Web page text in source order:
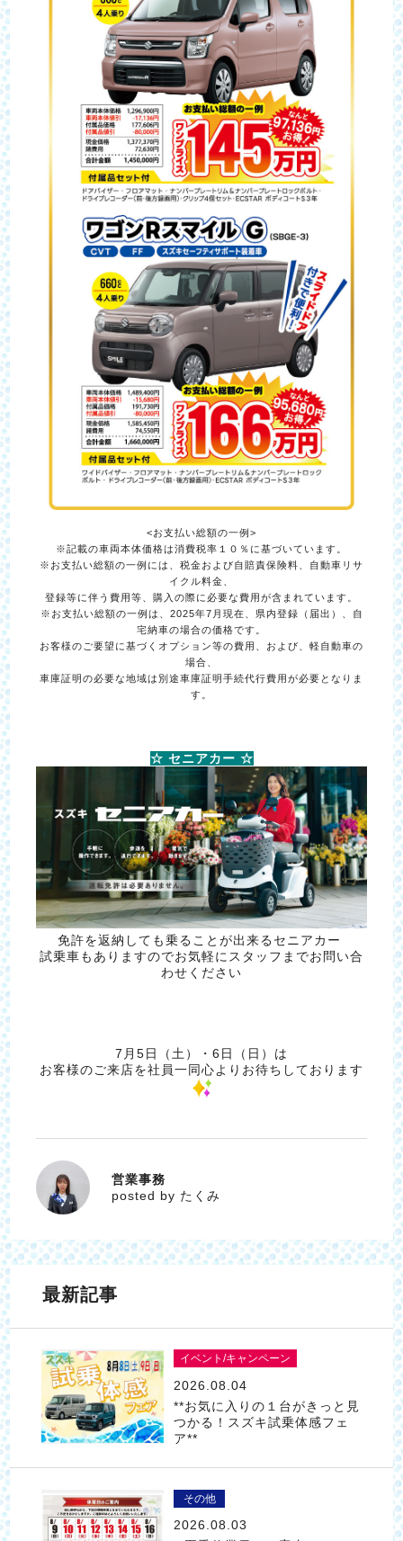
<お支払い総額の一例>
※記載の車両本体価格は消費税率１０％に基づいています。
※お支払い総額の一例には、税金および自賠責保険料、自動車リサ
イクル料金、
登録等に伴う費用等、購入の際に必要な費用が含まれています。
※お支払い総額の一例は、2025年7月現在、県内登録（届出）、自
宅納車の場合の価格です。
お客様のご要望に基づくオプション等の費用、および、軽自動車の
場合、
車庫証明の必要な地域は別途車庫証明手続代行費用が必要となりま
す。
☆ セニアカー ☆
免許を返納しても乗ることが出来るセニアカー
試乗車もありますのでお気軽にスタッフまでお問い合
わせください
7月5日（土）・6日（日）は
お客様のご来店を社員一同心よりお待ちしております
たくみ
営業事務
posted by たくみ
最新記事
イベント/キャンペーン
2026.08.04
**お気に入りの１台がきっと見
つかる！スズキ試乗体感フェ
ア**
その他
2026.08.03